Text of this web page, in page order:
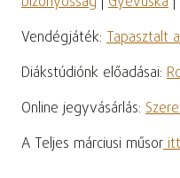
Vendégjáték: Tapasztalt
Diákstúdiónk előadásai:
Online jegyvásárlás:
A Teljes márciusi műsoritt